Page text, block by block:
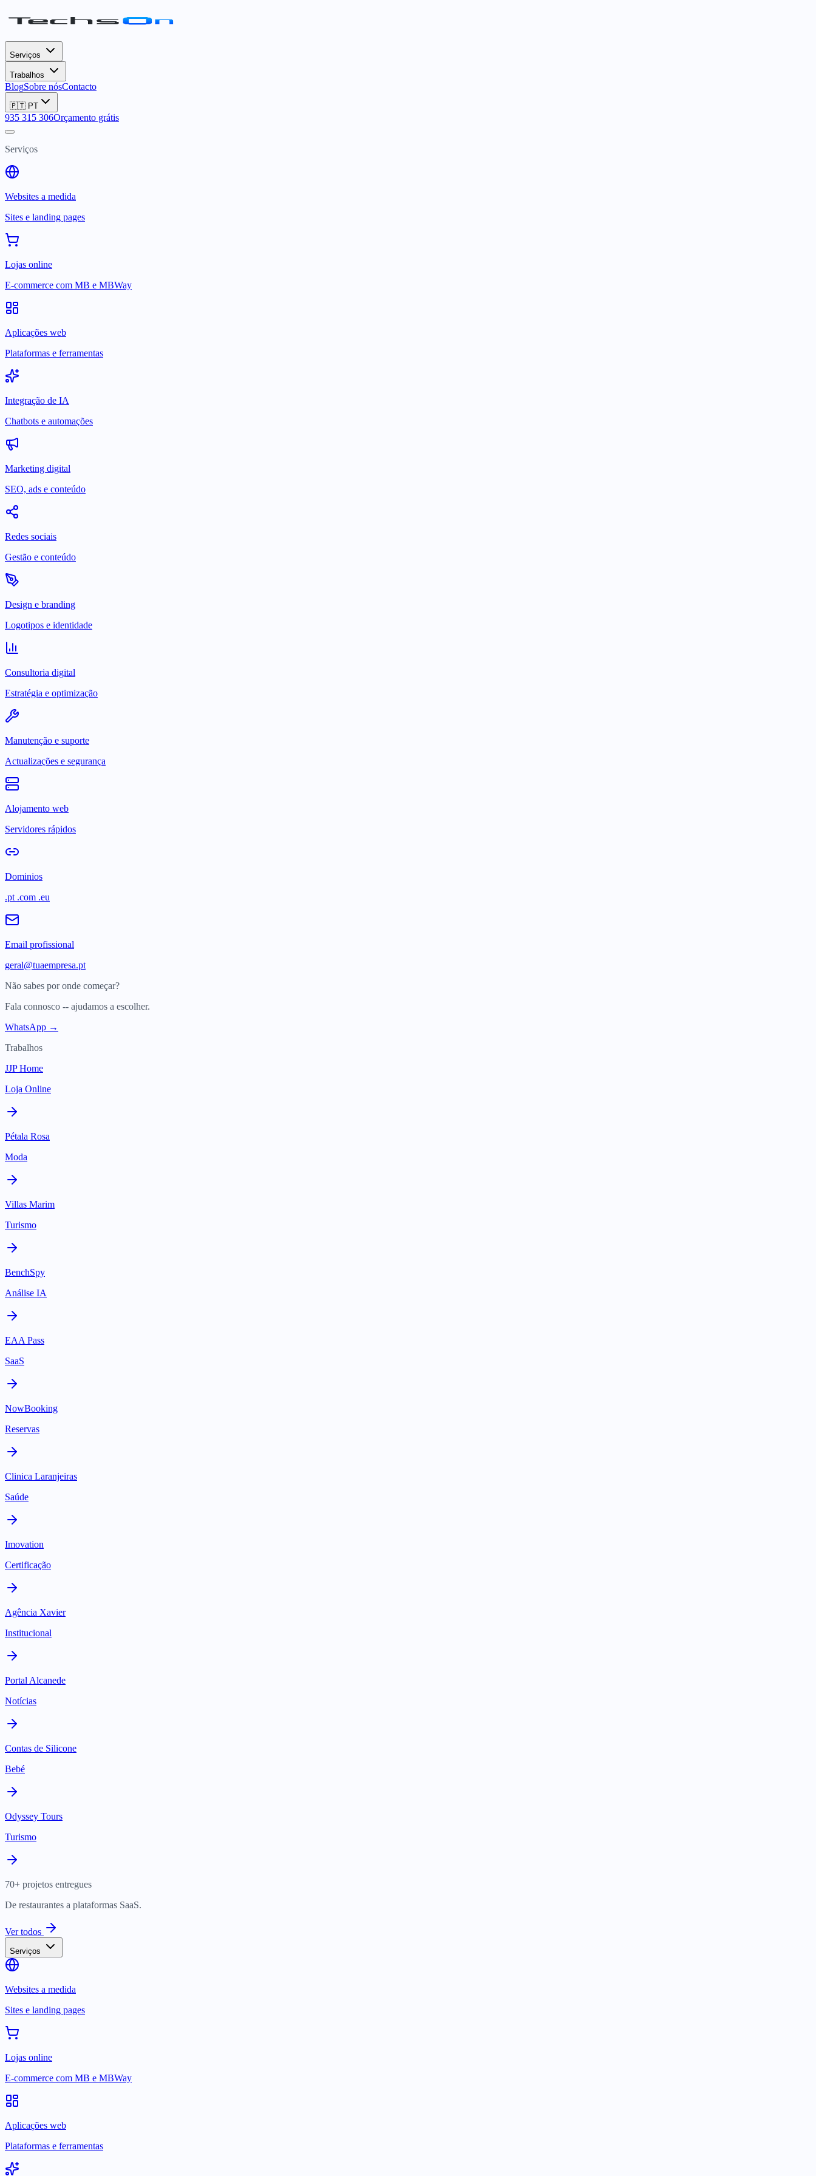
Serviços
Trabalhos
BlogSobre nósContacto
🇵🇹 PT
935 315 306Orçamento grátis
Serviços
Websites a medida
Sites e landing pages
Lojas online
E-commerce com MB e MBWay
Aplicações web
Plataformas e ferramentas
Integração de IA
Chatbots e automações
Marketing digital
SEO, ads e conteúdo
Redes sociais
Gestão e conteúdo
Design e branding
Logotipos e identidade
Consultoria digital
Estratégia e optimização
Manutenção e suporte
Actualizações e segurança
Alojamento web
Servidores rápidos
Dominios
.pt .com .eu
Email profissional
geral@tuaempresa.pt
Não sabes por onde começar?
Fala connosco -- ajudamos a escolher.
WhatsApp →
Trabalhos
JJP Home
Loja Online
Pétala Rosa
Moda
Villas Marim
Turismo
BenchSpy
Análise IA
EAA Pass
SaaS
NowBooking
Reservas
Clinica Laranjeiras
Saúde
Imovation
Certificação
Agência Xavier
Institucional
Portal Alcanede
Notícias
Contas de Silicone
Bebé
Odyssey Tours
Turismo
70+ projetos entregues
De restaurantes a plataformas SaaS.
Ver todos
Serviços
Websites a medida
Sites e landing pages
Lojas online
E-commerce com MB e MBWay
Aplicações web
Plataformas e ferramentas